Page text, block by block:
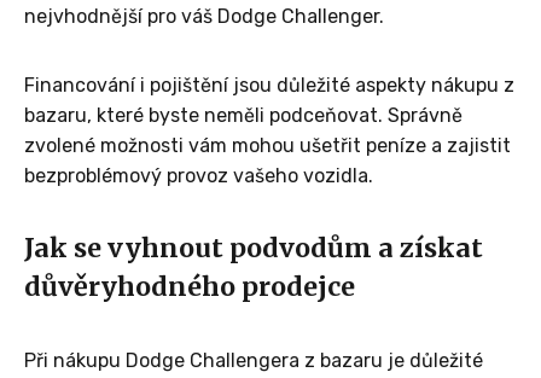
nejvhodnější pro váš Dodge Challenger.
Financování i pojištění jsou důležité aspekty nákupu z
bazaru, které byste neměli podceňovat. Správně
zvolené možnosti vám mohou ušetřit peníze a zajistit
bezproblémový provoz vašeho vozidla.
Jak se vyhnout podvodům a získat
důvěryhodného prodejce
Při nákupu Dodge Challengera z bazaru je důležité